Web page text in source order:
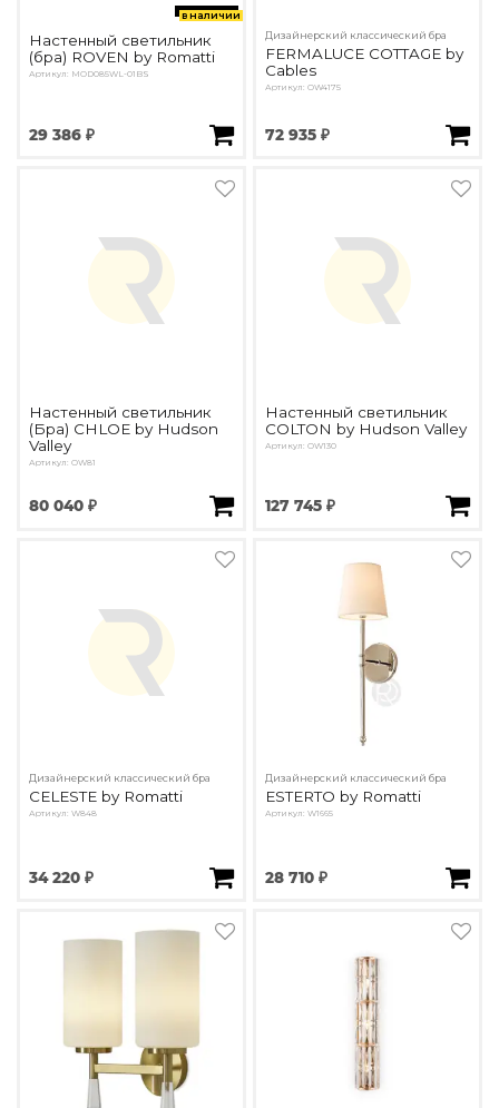
в наличии
Настенный светильник
(бра) ROVEN by Romatti
Артикул: MOD085WL-01BS
29 386 ₽
Дизайнерский классический бра
FERMALUCE COTTAGE by
Cables
Артикул: OW4175
72 935 ₽
Настенный светильник
(Бра) CHLOE by Hudson
Valley
Артикул: OW81
80 040 ₽
Настенный светильник
COLTON by Hudson Valley
Артикул: OW130
127 745 ₽
Дизайнерский классический бра
CELESTE by Romatti
Артикул: W848
34 220 ₽
Дизайнерский классический бра
ESTERTO by Romatti
Артикул: W1665
28 710 ₽